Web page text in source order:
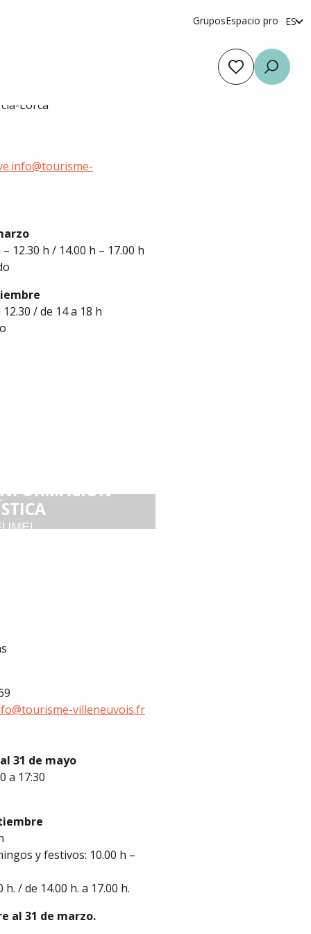
GruposEspacio pro ES
en
Lorca
12.30 h / 14.00 h – 17.00 h
/ de 14 a 18 h
villeneuvois.fr
31 de mayo
a 17:30
y festivos: 10.00 h –
/ de 14.00 h. a 17.00 h.
al 31 de marzo.